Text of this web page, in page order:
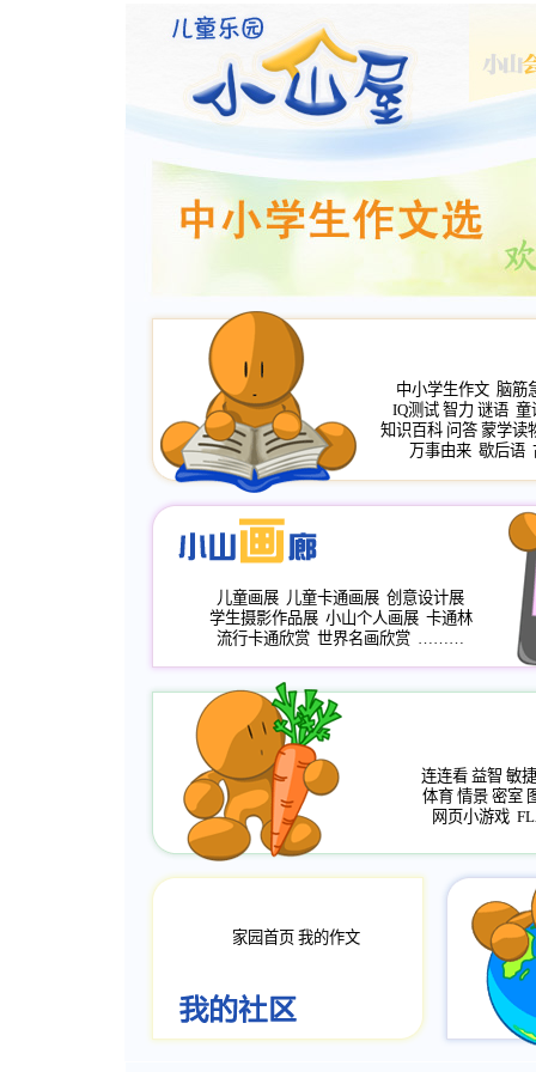
中小学生作文 脑筋
IQ测试 智力 谜语 童
知识百科 问答 蒙学读
万事由来 歇后语
儿童画展 儿童卡通画展 创意设计展
学生摄影作品展 小山个人画展 卡通林
流行卡通欣赏 世界名画欣赏 ………
连连看 益智 敏捷
体育 情景 密室
网页小游戏
家园首页 我的作文